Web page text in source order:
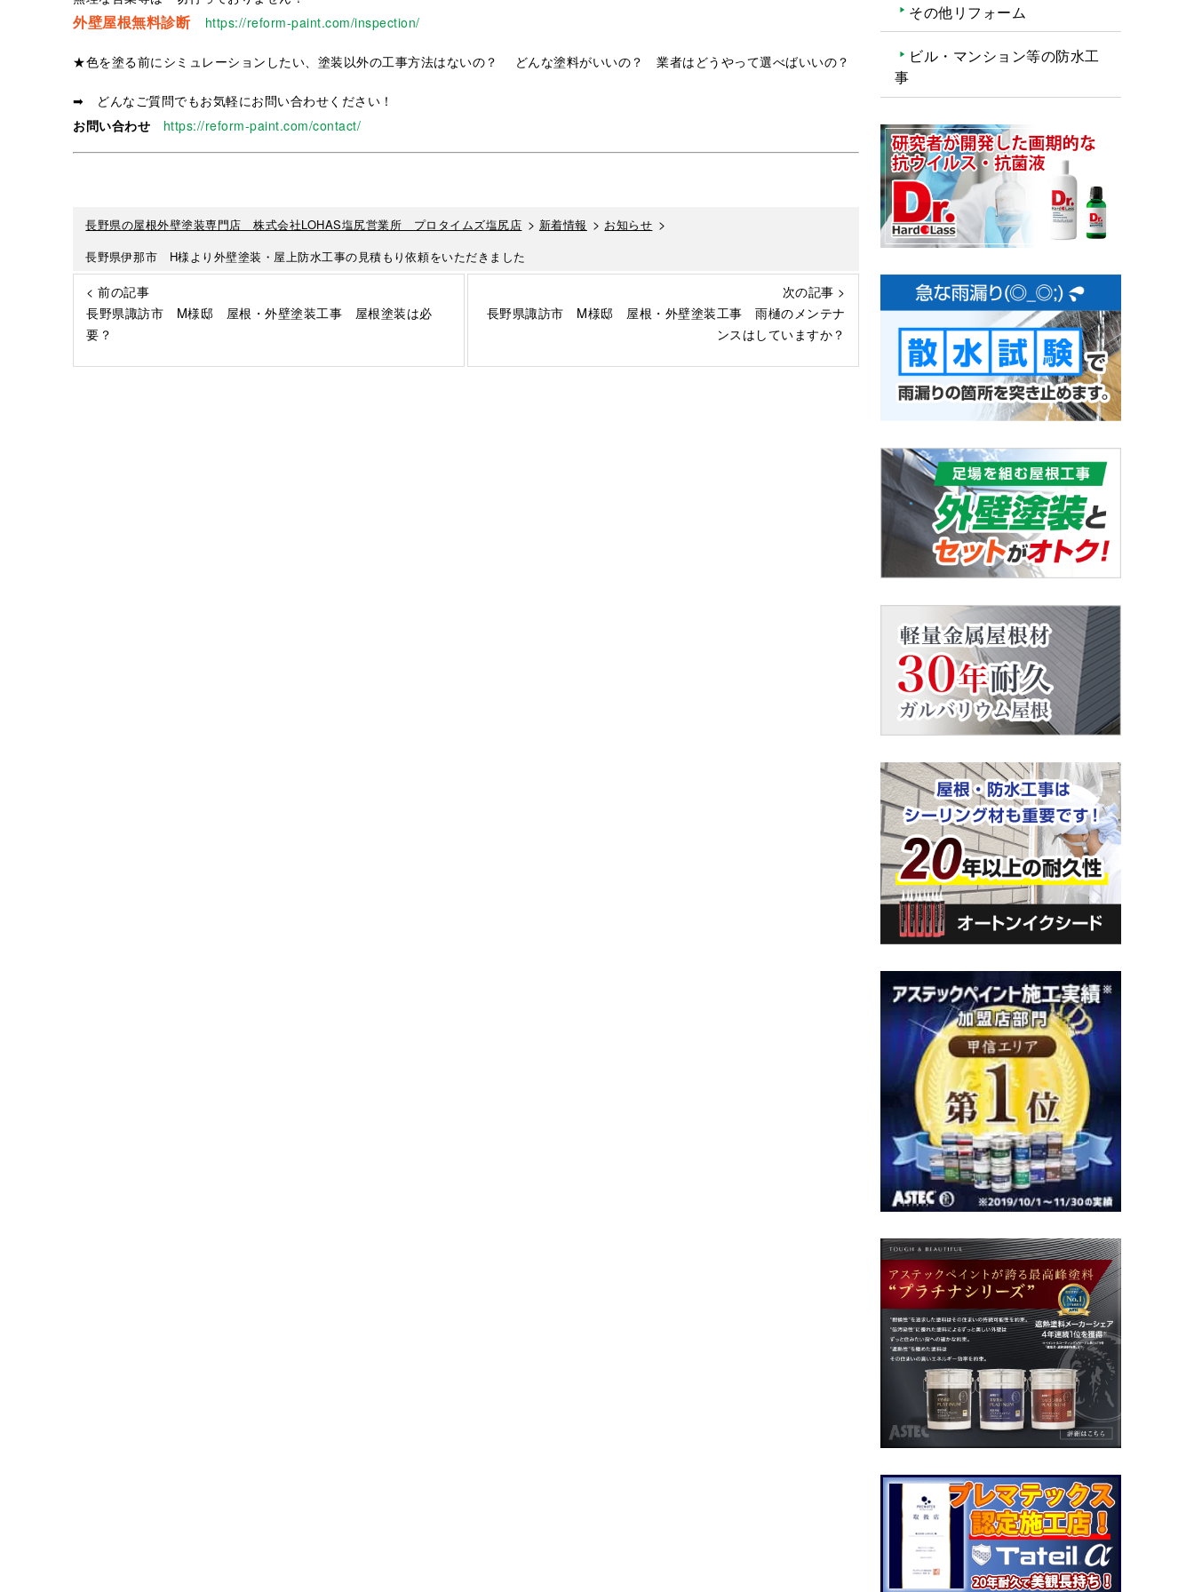
外壁屋根無料診断 https://reform-paint.com/inspection/
★色を塗る前にシミュレーションしたい、塗装以外の工事方法はないの？ どんな塗料がいいの？ 業者はどうやって選べばいいの？
➡ どんなご質問でもお気軽にお問い合わせください！
お問い合わせ
https://reform-paint.com/contact/
長野県の屋根外壁塗装専門店 株式会社LOHAS塩尻営業所 プロタイムズ塩尻店 > 新着情報 > お知らせ >
長野県伊那市 H様より外壁塗装・屋上防水工事の見積もり依頼をいただきました
< 前の記事
長野県諏訪市 M様邸 屋根・外壁塗装工事 屋根塗装は必
要？
次の記事 >
長野県諏訪市 M様邸 屋根・外壁塗装工事 雨樋のメンテナ
ンスはしていますか？
その他リフォーム
ビル・マンション等の防水工
事